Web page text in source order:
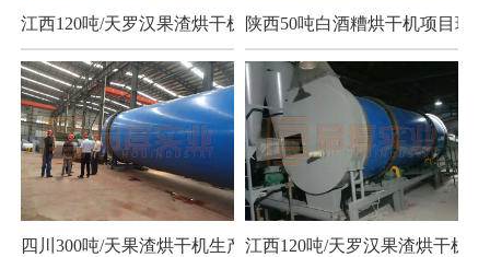
江西120吨/天罗汉果渣烘干机项目陕西50吨白酒糟烘干机项目现场
四川300吨/天果渣烘干机生产现场江西120吨/天罗汉果渣烘干机项